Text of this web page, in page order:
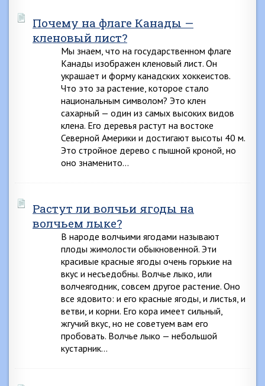
Почему на флаге Канады —
кленовый лист?
Мы знаем, что на государственном флаге
Канады изображен кленовый лист. Он
украшает и форму канадских хоккеистов.
Что это за растение, которое стало
национальным символом? Это клен
сахарный — один из самых высоких видов
клена. Его деревья растут на востоке
Северной Америки и достигают высоты 40 м.
Это стройное дерево с пышной кроной, но
оно знаменито…
Растут ли волчьи ягоды на
волчьем лыке?
В народе волчьими ягодами называют
плоды жимолости обыкновенной. Эти
красивые красные ягоды очень горькие на
вкус и несъедобны. Волчье лыко, или
волчеягодник, совсем другое растение. Оно
все ядовито: и его красные ягоды, и листья, и
ветви, и корни. Его кора имеет сильный,
жгучий вкус, но не советуем вам его
пробовать. Волчье лыко — небольшой
кустарник…